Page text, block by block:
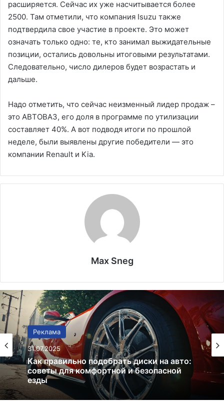
расширяется. Сейчас их уже насчитывается более
2500. Там отметили, что компания Isuzu также
подтвердила свое участие в проекте. Это может
означать только одно: те, кто занимал выжидательные
позиции, остались довольны итоговыми результатами.
Следовательно, число дилеров будет возрастать и
дальше.
Надо отметить, что сейчас неизменный лидер продаж –
это АВТОВАЗ, его доля в программе по утилизации
составляет 40%. А вот подводя итоги по прошлой
неделе, были выявлены другие победители — это
компании Renault и Kia.
Max Sneg
Реклама
31.07.2025
Как правильно подобрать диски на авто:
советы для комфортной и безопасной
Реклама
25.07.2025